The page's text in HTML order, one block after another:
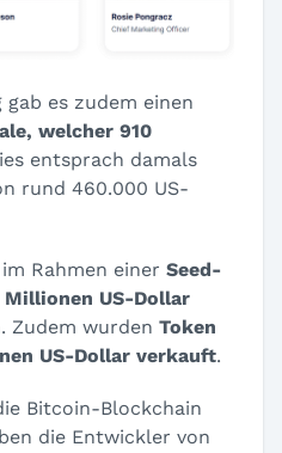
es zudem einen
welcher 910
entsprach damals
rund 460.000 US-
Rahmen einer Seed-
US-Dollar
Zudem wurden Token
US-Dollar verkauft.
Bitcoin-Blockchain
die Entwickler von